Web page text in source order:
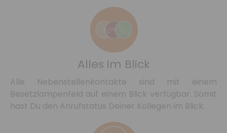
Alles im Blick
Alle Nebenstellenkontakte sind mit einem
Besetzlampenfeld auf einem Blick verfügbar. Somit
hast Du den Anrufstatus Deiner Kollegen im Blick.